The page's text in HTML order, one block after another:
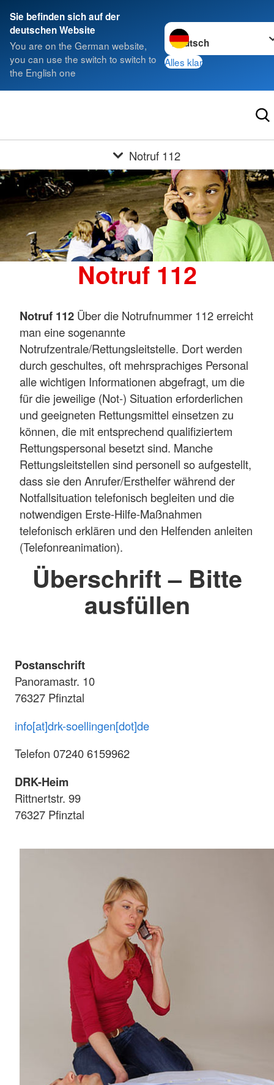
Sie befinden sich auf der
deutschen Website
You are on the German website,
you can use the switch to switch to
the English one
Sprache wechseln zu
Alles klar
Notruf 112
Notruf 112
Notruf 112 Über die Notrufnummer 112 erreicht
man eine sogenannte
Notrufzentrale/Rettungsleitstelle. Dort werden
durch geschultes, oft mehrsprachiges Personal
alle wichtigen Informationen abgefragt, um die
für die jeweilige (Not-) Situation erforderlichen
und geeigneten Rettungsmittel einsetzen zu
können, die mit entsprechend qualifiziertem
Rettungspersonal besetzt sind. Manche
Rettungsleitstellen sind personell so aufgestellt,
dass sie den Anrufer/Ersthelfer während der
Notfallsituation telefonisch begleiten und die
notwendigen Erste-Hilfe-Maßnahmen
telefonisch erklären und den Helfenden anleiten
(Telefonreanimation).
Überschrift – Bitte
ausfüllen
Postanschrift
Panoramastr. 10
76327 Pfinztal
info[at]drk-soellingen[dot]de
Telefon 07240 6159962
DRK-Heim
Rittnertstr. 99
76327 Pfinztal